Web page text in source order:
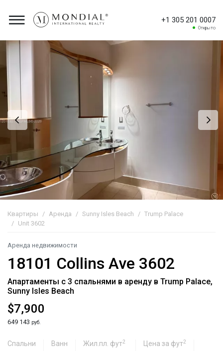
+1 305 201 0007
Открыто
Квартиры Аренда Sunny Isles Beach
Trump Palace
Unit 3602
Аренда недвижимости
18101 Collins Ave 3602
Апартаменты с 3 спальнями в аренду в Trump Palace,
Sunny Isles Beach
$7,900
649 143 руб.
Спальни Ванн Жил.пл. фут2 Цена за фут2